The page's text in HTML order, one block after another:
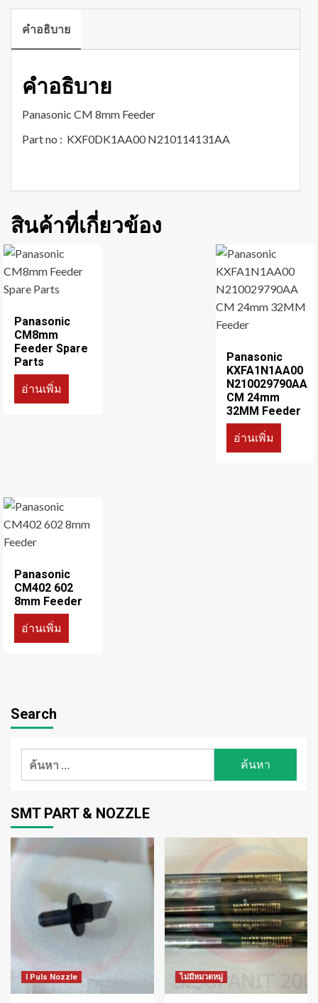
คำอธิบาย
คำอธิบาย
Panasonic CM 8mm Feeder
Part no : KXF0DK1AA00 N210114131AA
สินค้าที่เกี่ยวข้อง
Panasonic
CM8mm
Feeder Spare
Parts
อ่านเพิ่ม
Panasonic
KXFA1N1AA00
N210029790AA
CM 24mm
32MM Feeder
อ่านเพิ่ม
Panasonic
CM402 602
8mm Feeder
อ่านเพิ่ม
Search
ค้นหา
SMT PART & NOZZLE
I Puls Nozzle ไม่มีหมวดหมู่